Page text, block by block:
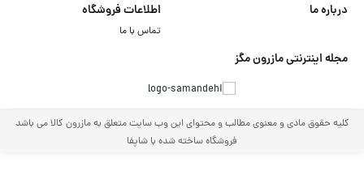
درباره ما اطلاعات فروشگاه
تماس با ما
مجله اینترنتی مازرون مگز
کلیه حقوق مادی و معنوی مطالب و محتوای این وب سایت متعلق به مازرون کالا می باشد
فروشگاه ساخته شده با شاپفا